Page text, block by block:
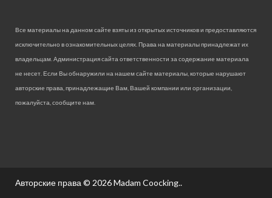
Все материалы на данном сайте взяты из открытых источников и предоставляются
исключительно в ознакомительных целях. Права на материалы принадлежат их
владельцам. Администрация сайта ответственности за содержание материала
не несет. Если Вы обнаружили на нашем сайте материалы, которые нарушают
авторские права, принадлежащие Вам, Вашей компании или организации,
пожалуйста, сообщите нам.
Авторские права © 2026Madam Coocking..